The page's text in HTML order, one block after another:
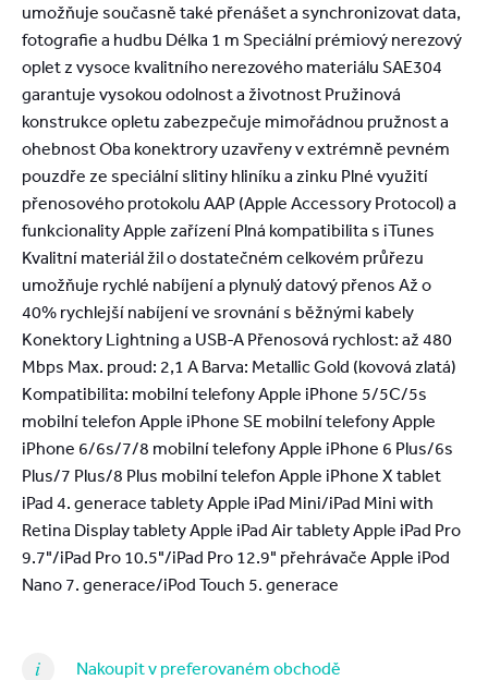
umožňuje současně také přenášet a synchronizovat data,
fotografie a hudbu Délka 1 m Speciální prémiový nerezový
oplet z vysoce kvalitního nerezového materiálu SAE304
garantuje vysokou odolnost a životnost Pružinová
konstrukce opletu zabezpečuje mimořádnou pružnost a
ohebnost Oba konektrory uzavřeny v extrémně pevném
pouzdře ze speciální slitiny hliníku a zinku Plné využití
přenosového protokolu AAP (Apple Accessory Protocol) a
funkcionality Apple zařízení Plná kompatibilita s iTunes
Kvalitní materiál žil o dostatečném celkovém průřezu
umožňuje rychlé nabíjení a plynulý datový přenos Až o
40% rychlejší nabíjení ve srovnání s běžnými kabely
Konektory Lightning a USB-A Přenosová rychlost: až 480
Mbps Max. proud: 2,1 A Barva: Metallic Gold (kovová zlatá)
Kompatibilita: mobilní telefony Apple iPhone 5/5C/5s
mobilní telefon Apple iPhone SE mobilní telefony Apple
iPhone 6/6s/7/8 mobilní telefony Apple iPhone 6 Plus/6s
Plus/7 Plus/8 Plus mobilní telefon Apple iPhone X tablet
iPad 4. generace tablety Apple iPad Mini/iPad Mini with
Retina Display tablety Apple iPad Air tablety Apple iPad Pro
9.7"/iPad Pro 10.5"/iPad Pro 12.9" přehrávače Apple iPod
Nano 7. generace/iPod Touch 5. generace
Nakoupit v preferovaném obchodě